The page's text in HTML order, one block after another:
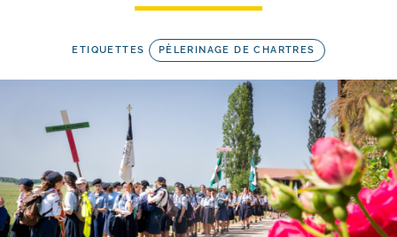
ETIQUETTES PÈLERINAGE DE CHARTRES